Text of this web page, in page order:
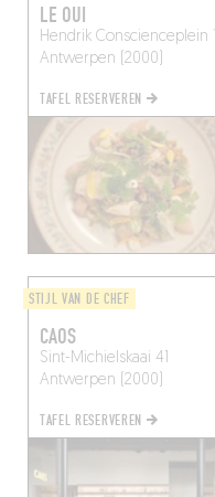
LE OUI
Hendrik Conscienceplein 11
Antwerpen (2000)
TAFEL RESERVEREN
STIJL VAN DE CHEF
CAOS
Sint-Michielskaai 41
Antwerpen (2000)
TAFEL RESERVEREN